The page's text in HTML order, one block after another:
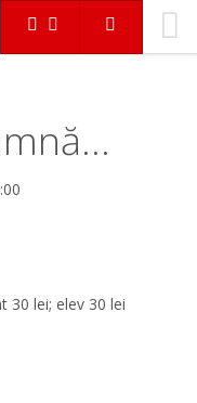
30 lei; elev 30 lei